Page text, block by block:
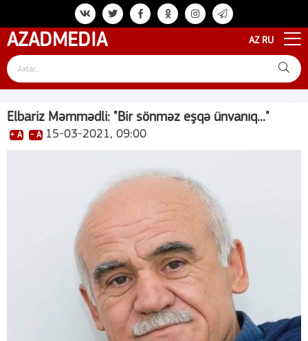
AZADMEDIA AZ RU
Elbariz Məmmədli: "Bir sönməz eşqə ünvanıq..."
+ A - A 15-03-2021, 09:00